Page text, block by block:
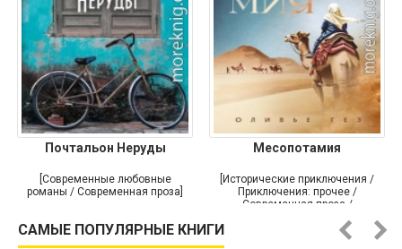
Почтальон Неруды
[Современные любовные
романы / Современная проза]
Месопотамия
[Исторические приключения /
Приключения: прочее /
Современная проза /
САМЫЕ ПОПУЛЯРНЫЕ КНИГИ